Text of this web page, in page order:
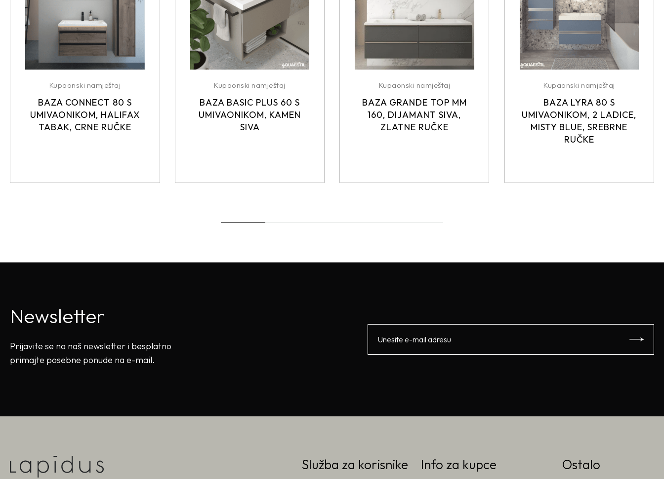
Kupaonski namještaj
BAZA CONNECT 80 S
UMIVAONIKOM, HALIFAX
TABAK, CRNE RUČKE
Kupaonski namještaj
BAZA BASIC PLUS 60 S
UMIVAONIKOM, KAMEN
SIVA
Kupaonski namještaj
BAZA GRANDE TOP MM
160, DIJAMANT SIVA,
ZLATNE RUČKE
Kupaonski namještaj
BAZA LYRA 80 S
UMIVAONIKOM, 2 LADICE,
MISTY BLUE, SREBRNE
RUČKE
Newsletter
Prijavite se na naš newsletter i besplatno
primajte posebne ponude na e-mail.
Služba za korisnike Info za kupce Ostalo